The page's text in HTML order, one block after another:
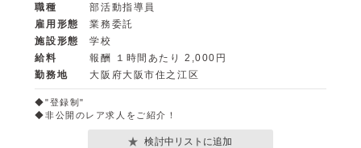
職種
部活動指導員
雇用形態
業務委託
施設形態
学校
給料
報酬 １時間あたり 2,000円
勤務地
大阪府大阪市住之江区
◆"登録制"
◆非公開のレア求人をご紹介！
検討中リストに追加